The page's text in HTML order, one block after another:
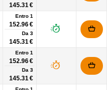
145.31 €
Entro 1
152.96 €
Da 3
145.31 €
Entro 1
152.96 €
Da 3
145.31 €